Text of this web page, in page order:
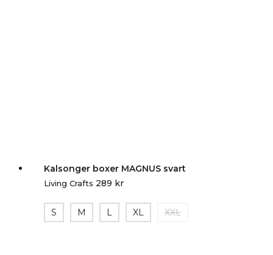
Kalsonger boxer MAGNUS svart
Living Crafts 289 kr
S M L XL XXL